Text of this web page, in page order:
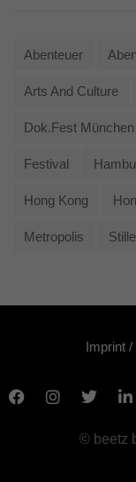
Abenteuer
Arts And Culture
Dok.fest München
Festival
Hong Kong
Metropolis
Imprint
© beetz